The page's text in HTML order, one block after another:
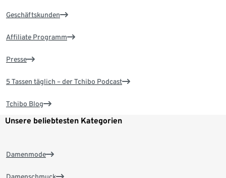
Geschäftskunden
Affiliate Programm
Presse
5 Tassen täglich – der Tchibo Podcast
Tchibo Blog
Unsere beliebtesten Kategorien
Damenmode